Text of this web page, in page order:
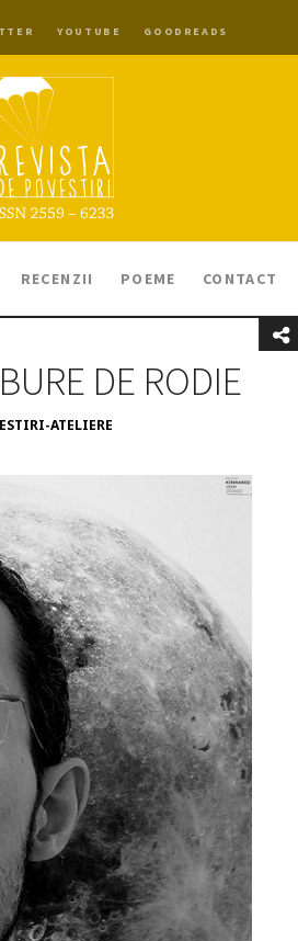
YOUTUBE GOODREADS
RECENZII POEME CONTACT
DE RODIE
ATELIERE